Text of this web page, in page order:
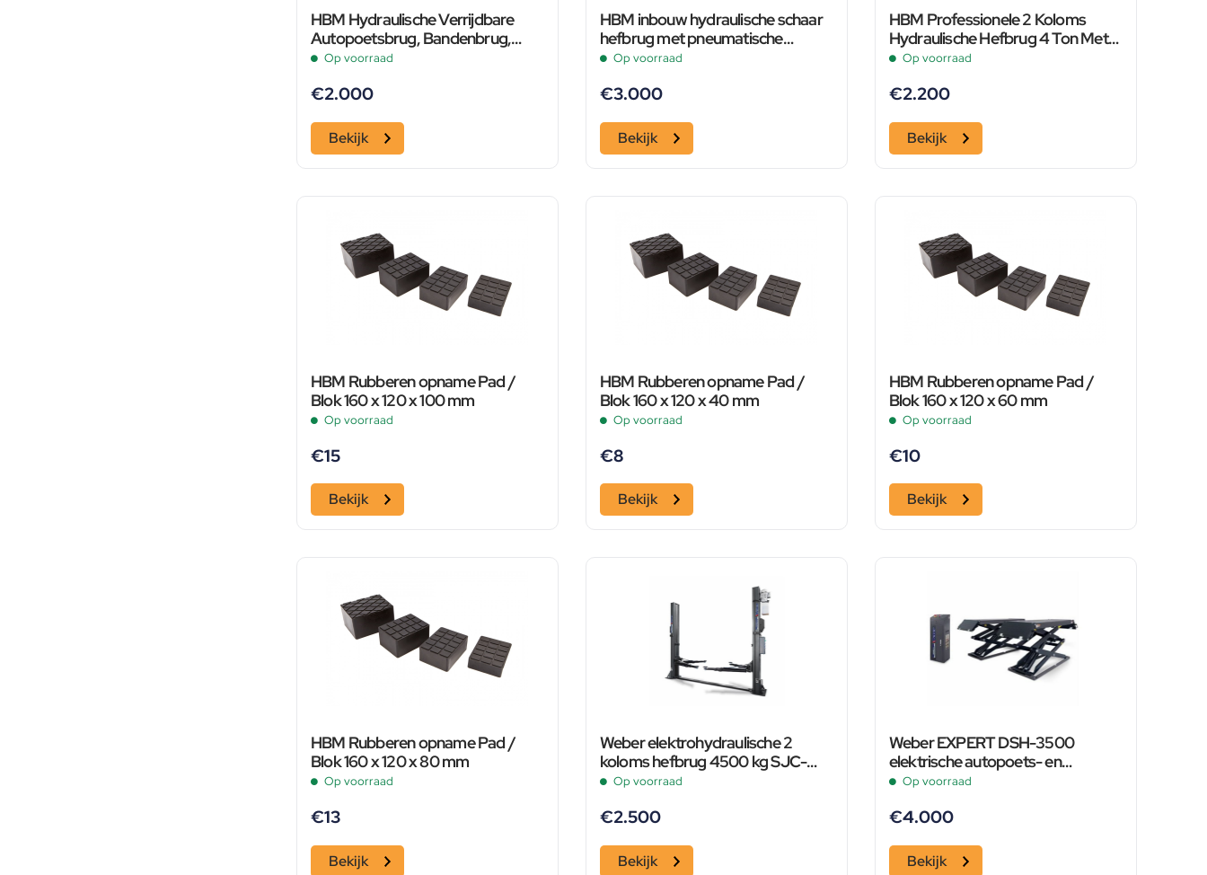
HBM Hydraulische Verrijdbare
Autopoetsbrug, Bandenbrug,
Hefbrug 2800 Kg. Met
Op voorraad
€2.000
Bekijk
HBM inbouw hydraulische schaar
hefbrug met pneumatische
ontgrendeling 3500 kg
Op voorraad
€3.000
Bekijk
HBM Professionele 2 Koloms
Hydraulische Hefbrug 4 Ton Met
Elektronische Ontgrendeling
Op voorraad
€2.200
Bekijk
HBM Rubberen opname Pad /
Blok 160 x 120 x 100 mm
Op voorraad
€15
Bekijk
HBM Rubberen opname Pad /
Blok 160 x 120 x 40 mm
Op voorraad
€8
Bekijk
HBM Rubberen opname Pad /
Blok 160 x 120 x 60 mm
Op voorraad
€10
Bekijk
HBM Rubberen opname Pad /
Blok 160 x 120 x 80 mm
Op voorraad
€13
Bekijk
Weber elektrohydraulische 2
koloms hefbrug 4500 kg SJC-
10XL
Op voorraad
€2.500
Bekijk
Weber EXPERT DSH-3500
elektrische autopoets- en
schaarbrug, 3,5 ton, 400 Volt
Op voorraad
€4.000
Bekijk